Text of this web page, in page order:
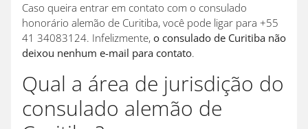
Caso queira entrar em contato com o consulado
honorário alemão de Curitiba, você pode ligar para +55
41 34083124. Infelizmente, o consulado de Curitiba não
deixou nenhum e-mail para contato.
Qual a área de jurisdição do
consulado alemão de